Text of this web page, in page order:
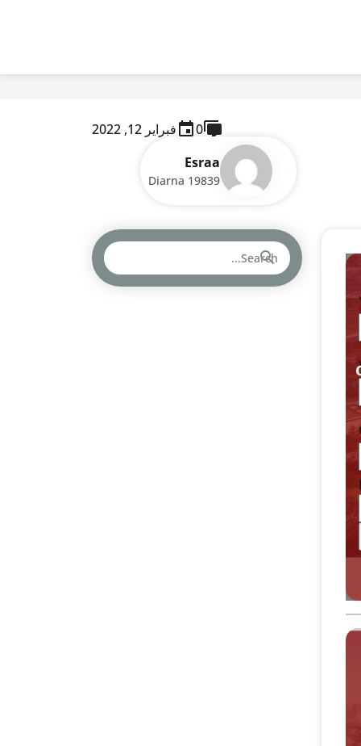
0
فبراير 12, 2022
Esraa
Diarna 19839